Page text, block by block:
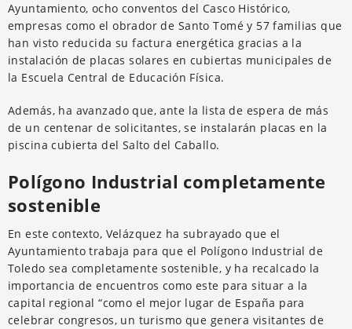
Ayuntamiento, ocho conventos del Casco Histórico,
empresas como el obrador de Santo Tomé y 57 familias que
han visto reducida su factura energética gracias a la
instalación de placas solares en cubiertas municipales de
la Escuela Central de Educación Física.
Además, ha avanzado que, ante la lista de espera de más
de un centenar de solicitantes, se instalarán placas en la
piscina cubierta del Salto del Caballo.
Polígono Industrial completamente
sostenible
En este contexto, Velázquez ha subrayado que el
Ayuntamiento trabaja para que el Polígono Industrial de
Toledo sea completamente sostenible, y ha recalcado la
importancia de encuentros como este para situar a la
capital regional “como el mejor lugar de España para
celebrar congresos, un turismo que genera visitantes de